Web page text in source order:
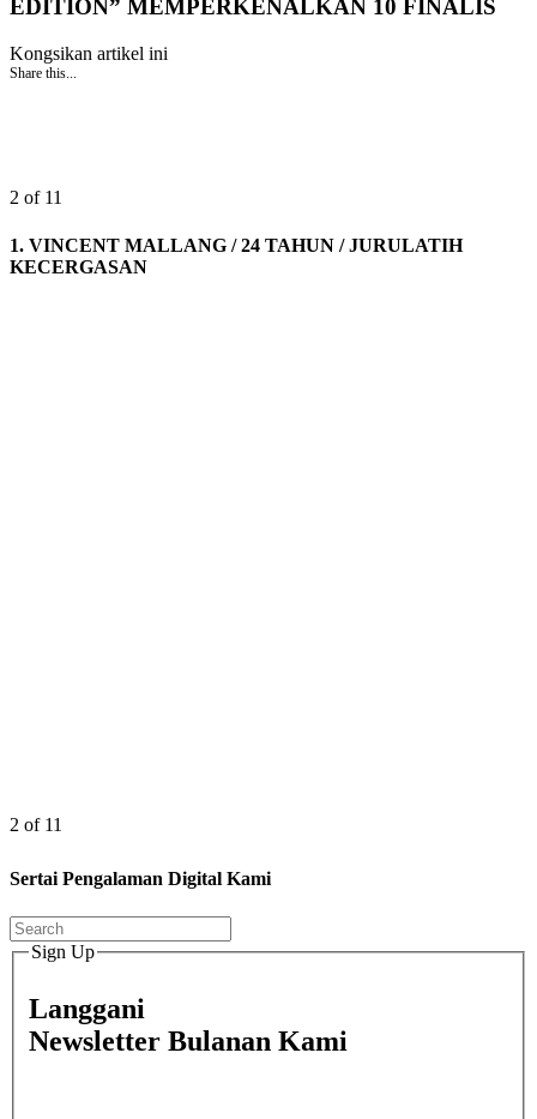
EDITION” MEMPERKENALKAN 10 FINALIS
Kongsikan artikel ini
Share this...
2 of 11
1. VINCENT MALLANG / 24 TAHUN / JURULATIH
KECERGASAN
2 of 11
Sertai Pengalaman Digital Kami
Sign Up
Langgani
Newsletter Bulanan Kami